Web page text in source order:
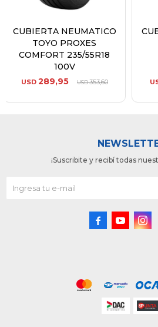
CUBIERTA NEUMATICO
TOYO PROXES
COMFORT 235/55R18
100V
USD 289,95 USD353,60
¡Suscribite y recibí todas
  